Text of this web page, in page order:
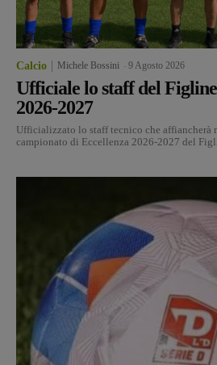
Calcio Michele Bossini 9 Agosto 2026
Ufficiale lo staff del
2026-2027
Ufficializzato lo staff tecnico che affiancherà
campionato di Eccellenza 2026-2027 del